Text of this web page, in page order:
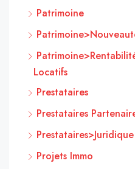
Patrimoine
Locatifs
Prestataires
Prestataires
Prestataires>Juridique
Projets Immo